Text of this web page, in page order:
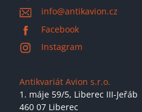
info@antikavion.cz
Facebook
Instagram
Antikvariát Avion s.r.o.
1. máje 59/5, Liberec III-Jeřáb
460 07 Liberec